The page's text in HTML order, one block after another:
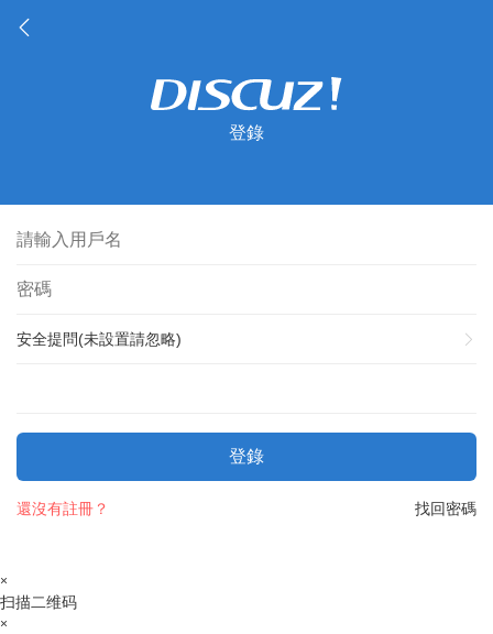
登錄
安全提問(未設置請忽略)
登錄
找回密碼
還沒有註冊？
×
扫描二维码
×